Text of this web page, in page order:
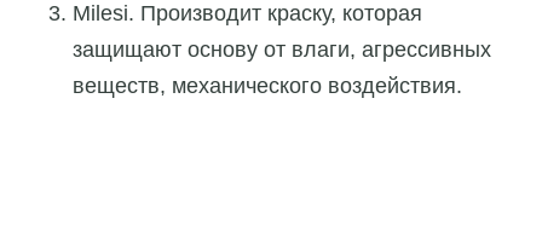
Milesi. Производит краску, которая
защищают основу от влаги, агрессивных
веществ, механического воздействия.